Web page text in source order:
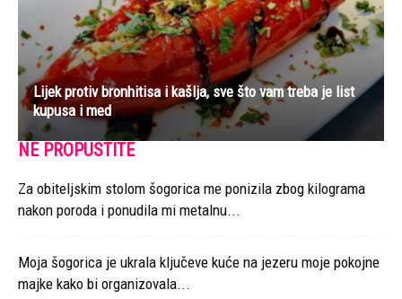
Lijek protiv bronhitisa i kašlja, sve što vam treba je list
kupusa i med
NE PROPUSTITE
Za obiteljskim stolom šogorica me ponizila zbog kilograma
nakon poroda i ponudila mi metalnu...
Moja šogorica je ukrala ključeve kuće na jezeru moje pokojne
majke kako bi organizovala...